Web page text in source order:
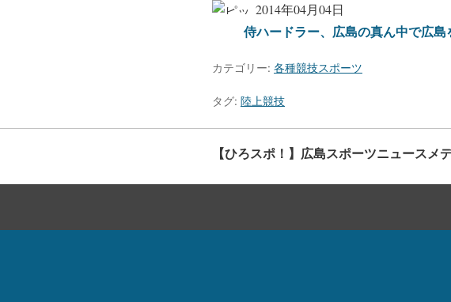
2014年04月04日
侍ハードラー、広島の真ん中で広
カテゴリー: 各種競技スポーツ
タグ: 陸上競技
【ひろスポ！】広島スポーツニュースメ